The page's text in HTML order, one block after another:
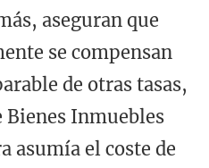
aseguran que
se compensan
de otras tasas,
Bienes Inmuebles
asumía el coste de